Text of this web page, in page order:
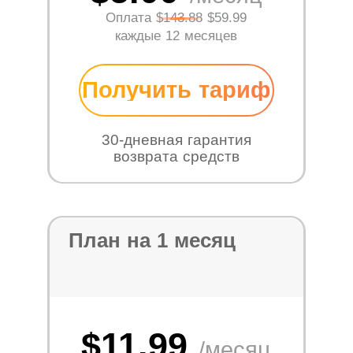
Оплата$143.88 $59.99
каждые 12 месяцев
Получить тариф
30-дневная гарантия
возврата средств
План на 1 месяц